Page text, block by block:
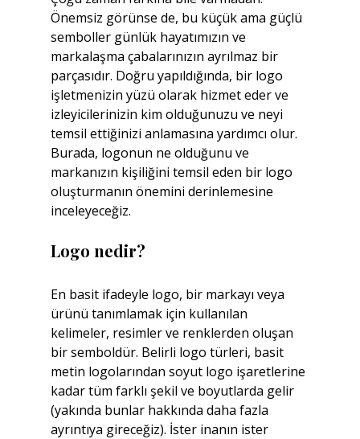
Önemsiz görünse de, bu küçük ama güçlü
semboller günlük hayatımızın ve
markalaşma çabalarınızın ayrılmaz bir
parçasıdır. Doğru yapıldığında, bir logo
işletmenizin yüzü olarak hizmet eder ve
izleyicilerinizin kim olduğunuzu ve neyi
temsil ettiğinizi anlamasına yardımcı olur.
Burada, logonun ne olduğunu ve
markanızın kişiliğini temsil eden bir logo
oluşturmanın önemini derinlemesine
inceleyeceğiz.
Logo nedir?
En basit ifadeyle logo, bir markayı veya
ürünü tanımlamak için kullanılan
kelimeler, resimler ve renklerden oluşan
bir semboldür. Belirli logo türleri, basit
metin logolarından soyut logo işaretlerine
kadar tüm farklı şekil ve boyutlarda gelir
(yakında bunlar hakkında daha fazla
ayrıntıya gireceğiz). İster inanın ister